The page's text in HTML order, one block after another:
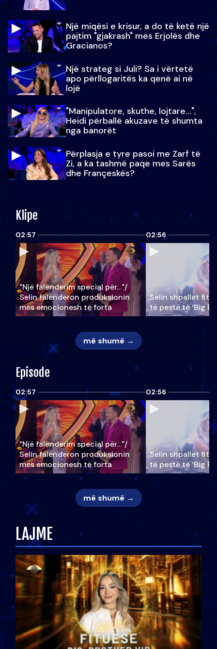
Një miqësi e krisur, a do të ketë një
pajtim "gjakrash" mes Erjolës dhe
Gracianos?
Një strateg si Juli? Sa i vërtetë
apo përllogaritës ka qenë ai në
lojë
"Manipulatore, skuthe, lojtare...",
Heidi përballë akuzave të shumta
nga banorët
Përplasja e tyre pasoi me Zarf të
Zi, a ka tashmë paqe mes Sarës
dhe Françeskës?
Klipe
02:57
"Një falenderim special për…"/
Selin falënderon produksionin
mes emocionesh të forta
02:56
Selin shpallet
të pestë të ‘Big
më shumë →
Episode
02:57
"Një falenderim special për…"/
Selin falënderon produksionin
mes emocionesh të forta
02:56
Selin shpallet
të pestë të ‘Big
më shumë →
LAJME